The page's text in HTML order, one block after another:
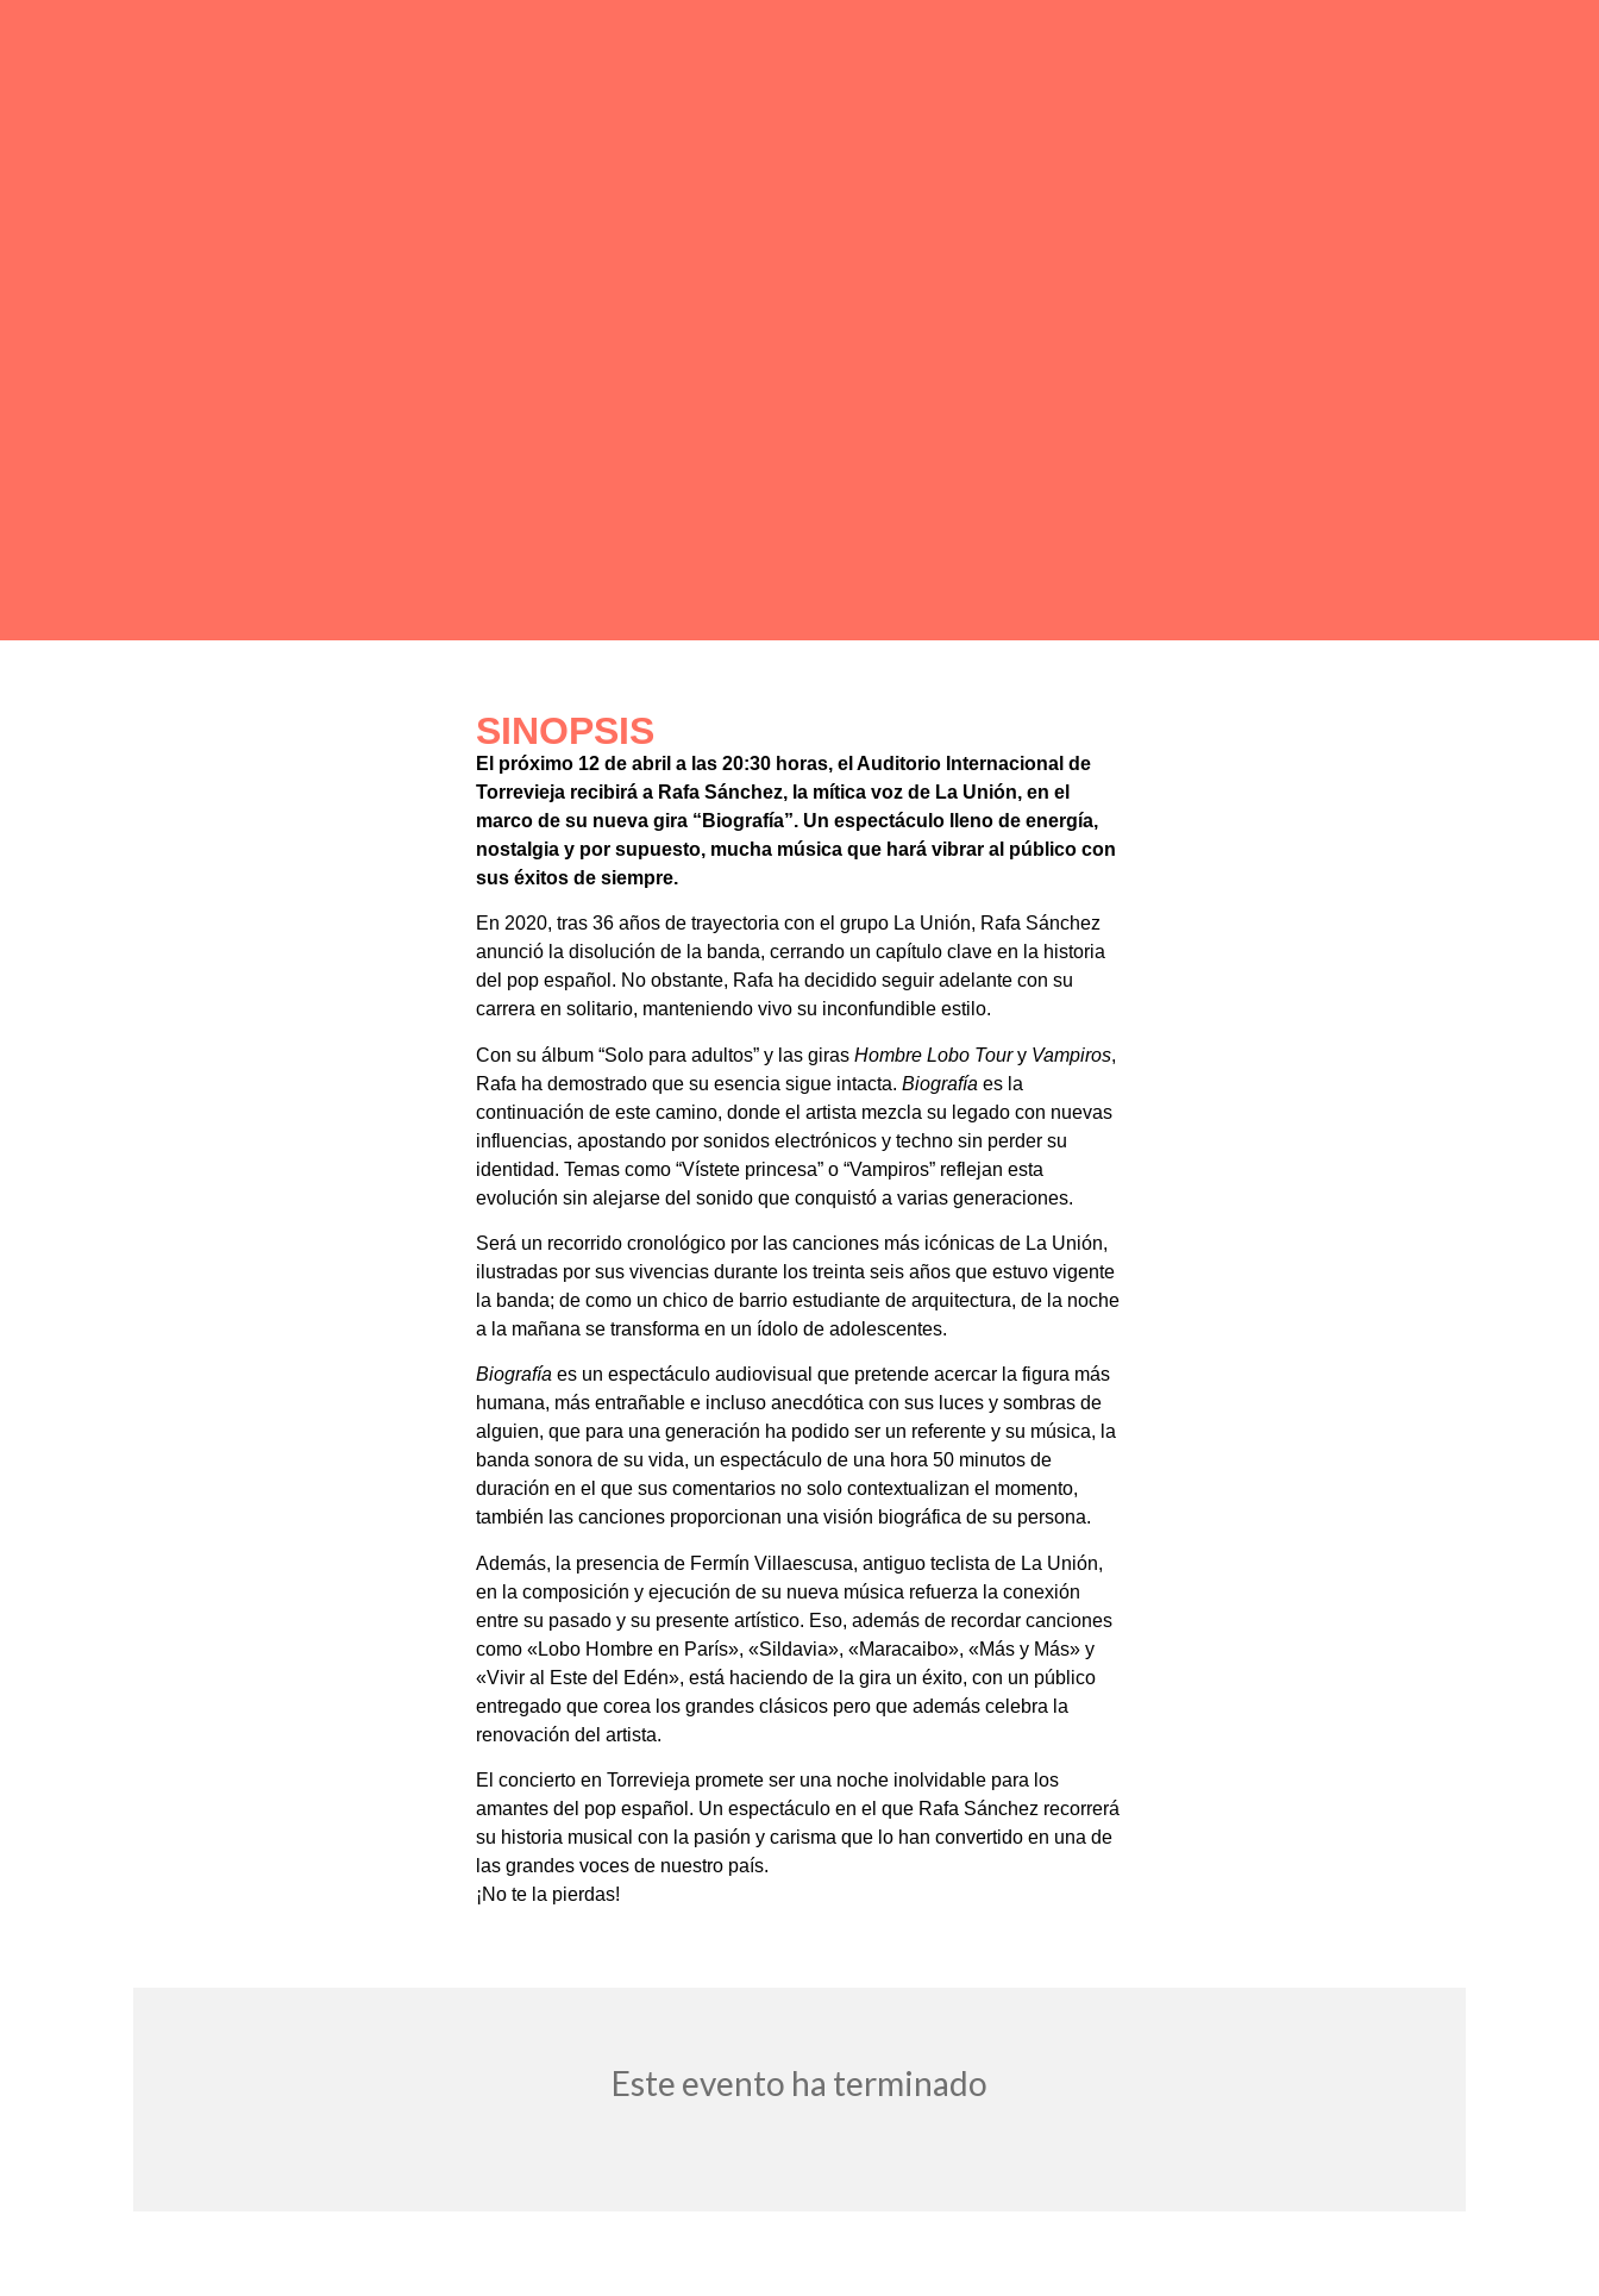
SINOPSIS
El próximo 12 de abril a las 20:30 horas, el Auditorio Internacional de
Torrevieja recibirá a Rafa Sánchez, la mítica voz de La Unión, en el
marco de su nueva gira “Biografía”. Un espectáculo lleno de energía,
nostalgia y por supuesto, mucha música que hará vibrar al público con
sus éxitos de siempre.
En 2020, tras 36 años de trayectoria con el grupo La Unión, Rafa Sánchez
anunció la disolución de la banda, cerrando un capítulo clave en la historia
del pop español. No obstante, Rafa ha decidido seguir adelante con su
carrera en solitario, manteniendo vivo su inconfundible estilo.
Con su álbum “Solo para adultos” y las giras Hombre Lobo TouryVampiros,
Rafa ha demostrado que su esencia sigue intacta. Biografía es la
continuación de este camino, donde el artista mezcla su legado con nuevas
influencias, apostando por sonidos electrónicos y techno sin perder su
identidad. Temas como “Vístete princesa” o “Vampiros” reflejan esta
evolución sin alejarse del sonido que conquistó a varias generaciones.
Será un recorrido cronológico por las canciones más icónicas de La Unión,
ilustradas por sus vivencias durante los treinta seis años que estuvo vigente
la banda; de como un chico de barrio estudiante de arquitectura, de la noche
a la mañana se transforma en un ídolo de adolescentes.
Biografía es un espectáculo audiovisual que pretende acercar la figura más
humana, más entrañable e incluso anecdótica con sus luces y sombras de
alguien, que para una generación ha podido ser un referente y su música, la
banda sonora de su vida, un espectáculo de una hora 50 minutos de
duración en el que sus comentarios no solo contextualizan el momento,
también las canciones proporcionan una visión biográfica de su persona.
Además, la presencia de Fermín Villaescusa, antiguo teclista de La Unión,
en la composición y ejecución de su nueva música refuerza la conexión
entre su pasado y su presente artístico. Eso, además de recordar canciones
como «Lobo Hombre en París», «Sildavia», «Maracaibo», «Más y Más» y
«Vivir al Este del Edén», está haciendo de la gira un éxito, con un público
entregado que corea los grandes clásicos pero que además celebra la
renovación del artista.
El concierto en Torrevieja promete ser una noche inolvidable para los
amantes del pop español. Un espectáculo en el que Rafa Sánchez recorrerá
su historia musical con la pasión y carisma que lo han convertido en una de
las grandes voces de nuestro país.
¡No te la pierdas!
Este evento ha terminado